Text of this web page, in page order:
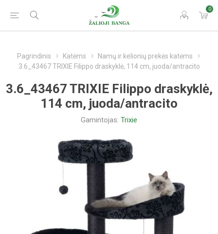
0
Pagrindinis Katėms
Namų ir kelionių prekės katėms
3.6_43467 TRIXIE Filippo draskyklė, 114 cm, juoda/antracito
3.6_43467 TRIXIE Filippo draskyklė,
114 cm, juoda/antracito
Gamintojas: Trixie